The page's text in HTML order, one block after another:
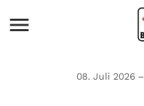
08. Juli 2026